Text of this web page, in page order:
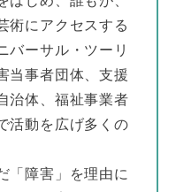
術にアクセスする
バーサル・ツーリ
当事者団体、支援
治体、福祉事業者
活動を広げ多くの
「障害」を理由に